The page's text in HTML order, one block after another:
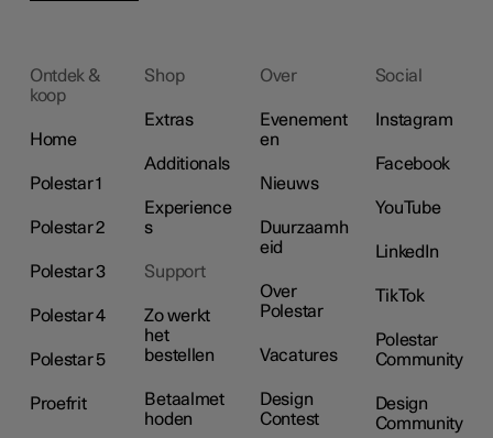
Ontdek &
koop
Home
Polestar 1
Polestar 2
Polestar 3
Polestar 4
Polestar 5
Proefrit
Shop
Extras
Additionals
Experience
s
Support
Zo werkt
het
bestellen
Betaalmet
hoden
Over
Evenement
en
Nieuws
Duurzaamh
eid
Over
Polestar
Vacatures
Design
Contest
Social
Instagram
Facebook
YouTube
LinkedIn
TikTok
Polestar
Community
Design
Community